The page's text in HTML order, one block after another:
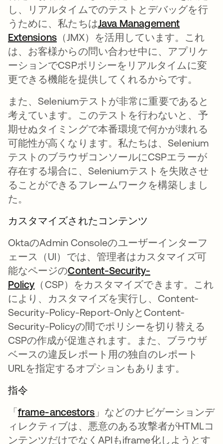
し、リアルタイムでのテストとデバッグを行
うために、私たちはJava Management
Extensions（JMX）を活用しています。これ
は、お客様からの問い合わせ中に、アプリケ
ーションでCSPポリシーをリアルタイムに変
更できる機能を提供してくれるからです。
また、Seleniumテストが非常に重要であると
考えています。このテストを行わないと、予
期せぬタイミングで本番環境で何かが壊れる
可能性が高くなります。私たちは、Selenium
テストのブラウザコンソールにCSPエラーが
存在する場合に、Seleniumテストを失敗させ
ることができるフレームワークを構築しまし
た。
カスタマイズされたコンテンツ
OktaのAdmin Consoleのユーザーインターフ
ェース（UI）では、管理者はカスタマイズ可
能なページのContent-Security-
Policy（CSP）をカスタマイズできます。これ
により、カスタマイズを実行し、Content-
Security-Policy-Report-OnlyとContent-
Security-Policyの間でポリシーを切り替える
CSPの作成が促進されます。また、ブラウザ
ベースの違反レポート用の独自のレポート
URLを指定するオプションもあります。
指令
「frame-ancestors 」などのナビゲーションデ
ィレクティブは、悪意のある攻撃者がHTMLコ
ンテンツだけでなくAPIもiframe化しようとす